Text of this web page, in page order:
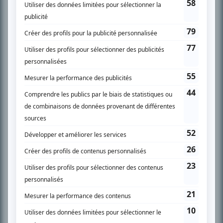
l’actualité télévisuelle au 98,5.
En savoir plus »
PLAN DU SITE
Accueil
Liste des oeuvres
Recherche avancée
À propos